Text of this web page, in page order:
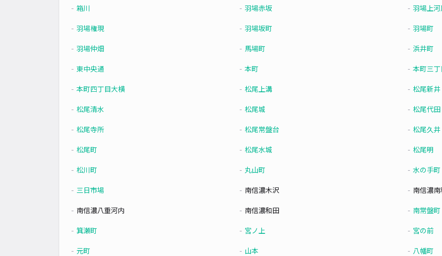
箱川 羽場赤坂 羽場上
羽場権現 羽場坂町 羽場町
羽場仲畑 馬場町 浜井町
東中央通 本町 本町三
本町四丁目大横 松尾上溝 松尾新井
松尾清水 松尾城 松尾代田
松尾寺所 松尾常盤台 松尾久井
松尾町 松尾水城 松尾明
松川町 丸山町 水の手町
三日市場 南信濃木沢 南信濃
南信濃八重河内 南信濃和田 南常盤町
箕瀬町 宮ノ上 宮の前
元町 山本 八幡町